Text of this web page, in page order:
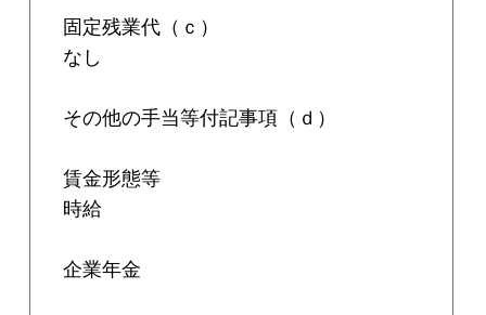
固定残業代（ｃ）
なし
その他の手当等付記事項（ｄ）
賃金形態等
時給
企業年金